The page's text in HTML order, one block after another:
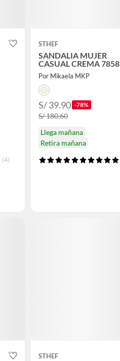
(4)
STHEF
SANDALIA MUJER
CASUAL CREMA 7858
Por Mikaela MKP
S/ 39.90 -78%
S/ 180.60
Llega mañana
Retira mañana
STHEF